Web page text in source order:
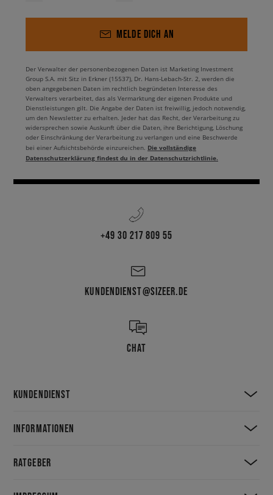
MELDE DICH AN
Der Verwalter der personenbezogenen Daten ist Marketing Investment
Group S.A. mit Sitz in Erkner (15537), Dr. Hans-Lebach-Str. 2, werden die
oben angegebenen Daten im rechtlich begründeten Interesse des
Verwalters verarbeitet, das als Vermarktung der eigenen Produkte und
Dienstleistungen gilt. Die Angabe der Daten ist freiwillig, jedoch notwendig,
um den Newsletter zu erhalten. Jeder hat das Recht, der Verarbeitung zu
widersprechen sowie Auskunft über die Daten, ihre Berichtigung, Löschung
oder Einschränkung der Verarbeitung zu verlangen und eine Beschwerde
bei einer Aufsichtsbehörde einzureichen. Die vollständige
Datenschutzerklärung findest du in der Datenschutzrichtlinie.
+49 30 217 809 55
KUNDENDIENST@SIZEER.DE
CHAT
KUNDENDIENST
INFORMATIONEN
RATGEBER